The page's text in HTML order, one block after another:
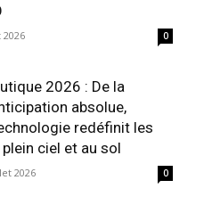
2026 0
2026 : De la
absolue,
redéfinit les
ciel et au sol
2026 0